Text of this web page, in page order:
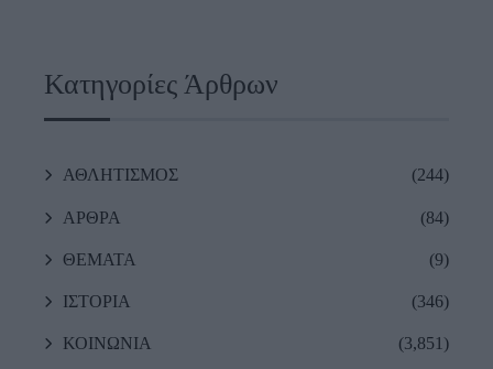
Κατηγορίες Άρθρων
ΑΘΛΗΤΙΣΜΟΣ (244)
ΑΡΘΡΑ (84)
ΘΕΜΑΤΑ (9)
ΙΣΤΟΡΙΑ (346)
ΚΟΙΝΩΝΙΑ (3,851)